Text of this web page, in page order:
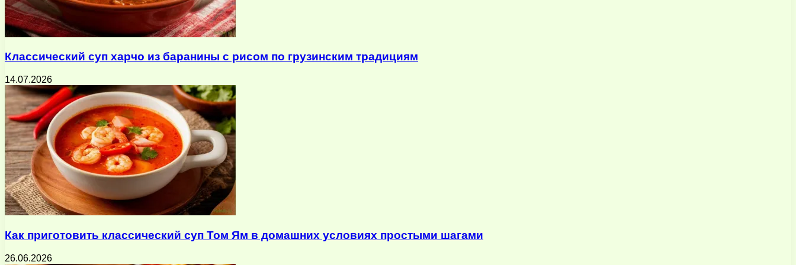
Классический суп харчо из баранины с рисом по грузинским традициям
14.07.2026
Как приготовить классический суп Том Ям в домашних условиях простыми шагами
26.06.2026